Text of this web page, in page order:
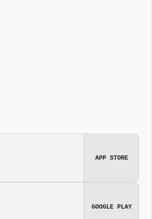
APP STORE
GOOGLE PLAY